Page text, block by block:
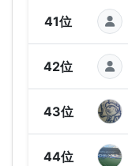
41位
42位
43位
44位